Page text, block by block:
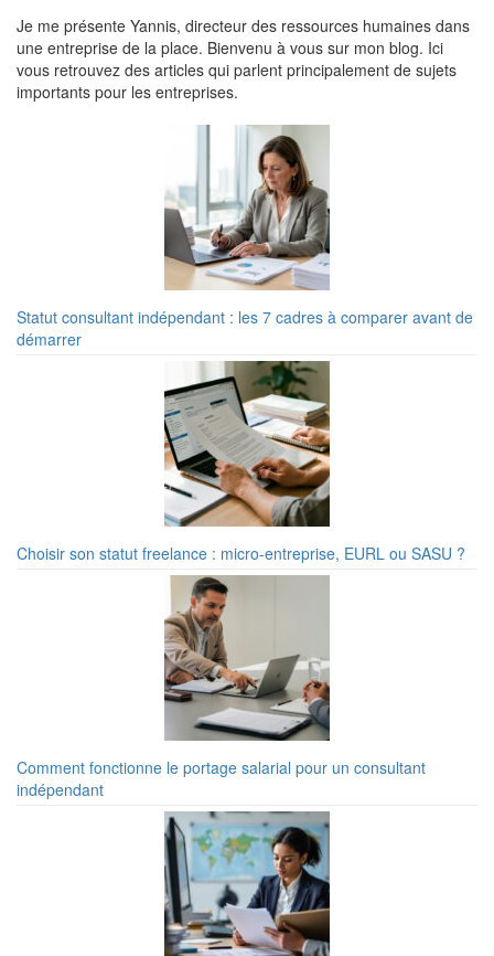
Je me présente Yannis, directeur des ressources humaines dans
une entreprise de la place. Bienvenu à vous sur mon blog. Ici
vous retrouvez des articles qui parlent principalement de sujets
importants pour les entreprises.
Statut consultant indépendant : les 7 cadres à comparer avant de
démarrer
Choisir son statut freelance : micro-entreprise, EURL ou SASU ?
Comment fonctionne le portage salarial pour un consultant
indépendant